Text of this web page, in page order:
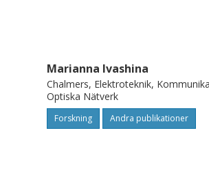
Marianna Ivashina
Chalmers, Elektroteknik,
Optiska Nätverk
Forskning Andra publikationer